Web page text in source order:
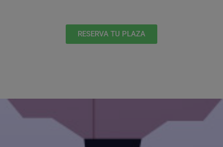
RESERVA TU PLAZA